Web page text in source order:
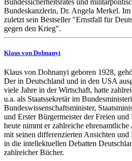
Bundeskanzlerin, Dr. Angela Merkel. Im
zuletzt sein Bestseller "Ernstfall für
gegen den Krieg".
Klaus von Dohnanyi
Klaus von Dohnanyi geboren 1928,
Der in Deutschland und in den USA
viele Jahre in der Wirtschaft, hatte
u.a. als Staatssekretär im
Bundeswissenschaftsminister,
und Erster Bürgermeister der Freien
heute nimmt er zahlreiche
mit seinen differenzierten Ansichten
in die intellektuellen Debatten
zahlreicher Bücher.